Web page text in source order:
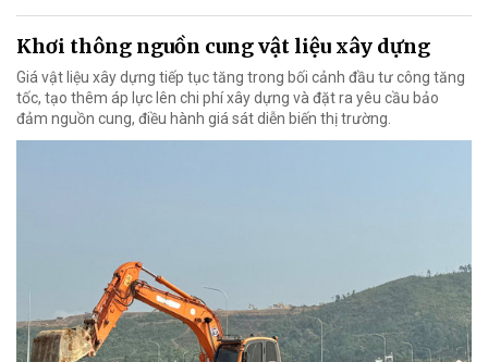
Khơi thông nguồn cung vật liệu xây dựng
Giá vật liệu xây dựng tiếp tục tăng trong bối cảnh đầu tư công tăng
tốc, tạo thêm áp lực lên chi phí xây dựng và đặt ra yêu cầu bảo
đảm nguồn cung, điều hành giá sát diễn biến thị trường.